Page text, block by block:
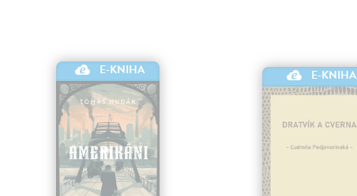
E-KNIHA E-KNIHA